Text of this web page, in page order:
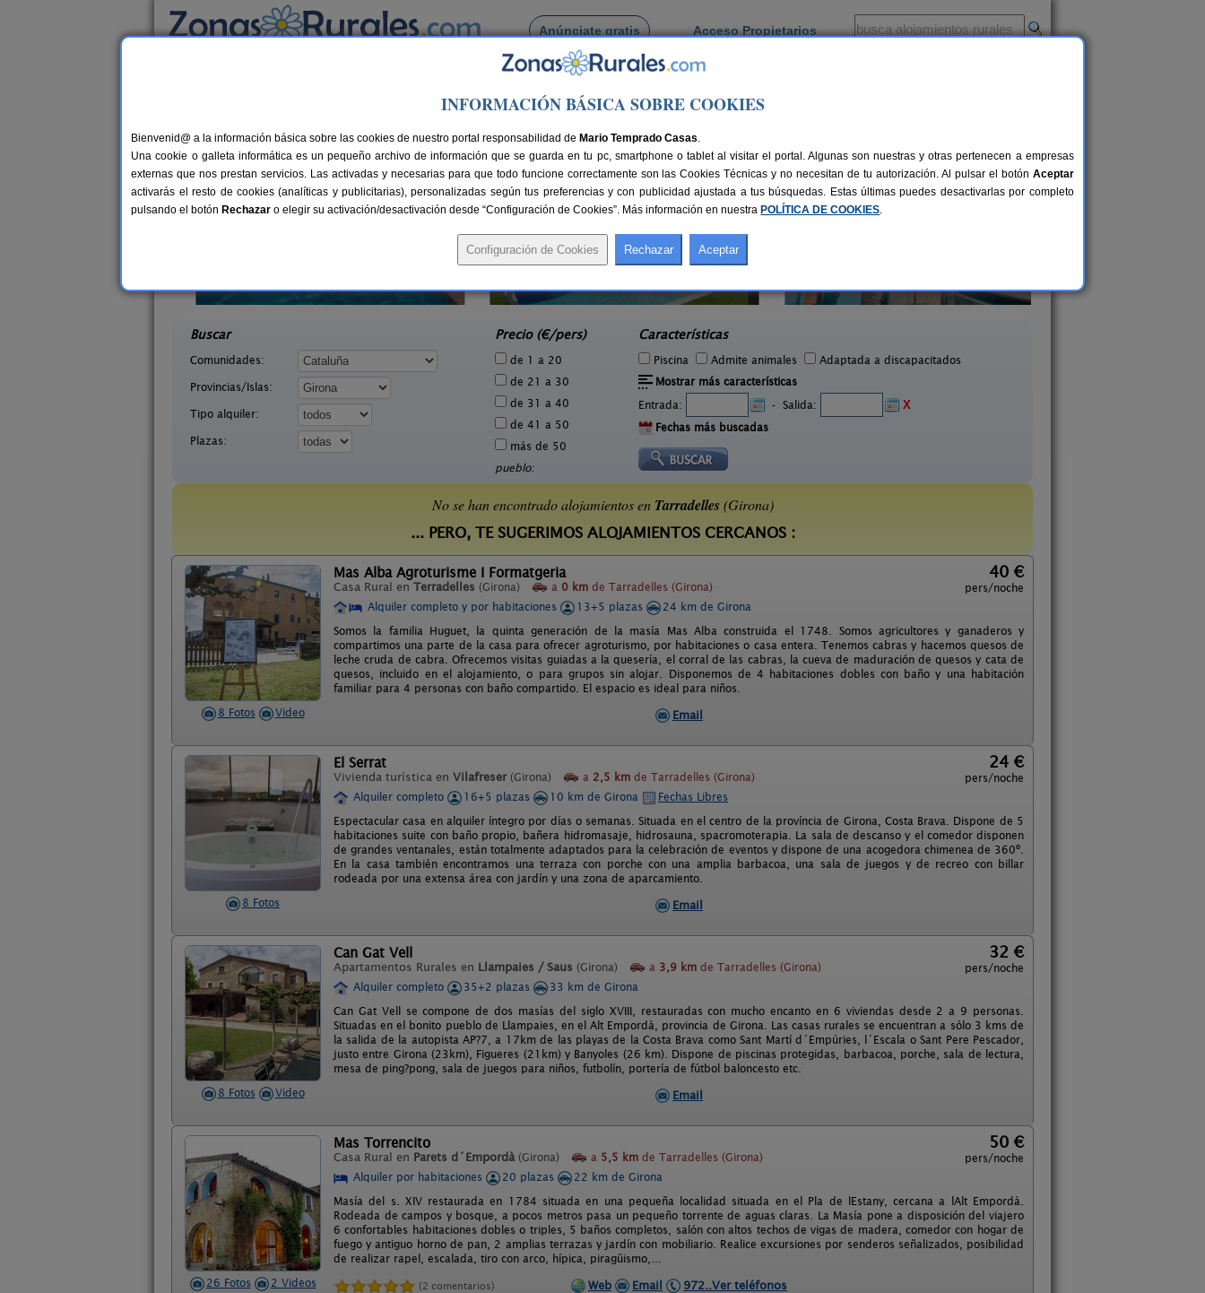
Anúnciate gratis Acceso Propietarios
Busca por pueblo
Casas Rurales cerca de Tarradelles
El Solei
Buscar
Comunidades:
Provincias/Islas:
Tipo alquiler:
Plazas:
Precio (€/pers)
de 1 a 20
de 21 a 30
de 31 a 40
de 41 a 50
más de 50
pueblo:
Características
Piscina Admite animales
Adaptada a discapacitados
Mostrar más características
Entrada:
- Salida:
X
Fechas más buscadas
No se han encontrado alojamientos en Tarradelles(Girona)
... PERO, TE SUGERIMOS ALOJAMIENTOS CERCANOS :
8 Fotos Video
Mas Alba Agroturisme I Formatgeria
Casa Rural en Terradelles (Girona) a 0 km de Tarradelles (Girona)
40 €
pers/noche
Alquiler completo y por habitaciones
13+5 plazas
24 km de Girona
Somos la familia Huguet, la quinta generación de la masía Mas Alba construida el 1748. Somos agricultores y ganaderos y
compartimos una parte de la casa para ofrecer agroturismo, por habitaciones o casa entera. Tenemos cabras y hacemos quesos de
leche cruda de cabra. Ofrecemos visitas guiadas a la quesería, el corral de las cabras, la cueva de maduración de quesos y cata de
quesos, incluido en el alojamiento, o para grupos sin alojar. Disponemos de 4 habitaciones dobles con baño y una habitación
familiar para 4 personas con baño compartido. El espacio es ideal para niños.
Email
8 Fotos
El Serrat
Vivienda turística en Vilafreser (Girona) a 2,5 km de Tarradelles (Girona)
24 €
pers/noche
Alquiler completo
16+5 plazas 10 km de Girona
Fechas Libres
Espectacular casa en alquiler íntegro por días o semanas. Situada en el centro de la província de Girona, Costa Brava. Dispone de 5
habitaciones suite con baño propio, bañera hidromasaje, hidrosauna, spacromoterapia. La sala de descanso y el comedor disponen
de grandes ventanales, están totalmente adaptados para la celebración de eventos y dispone de una acogedora chimenea de 360º.
En la casa también encontramos una terraza con porche con una amplia barbacoa, una sala de juegos y de recreo con billar
rodeada por una extensa área con jardín y una zona de aparcamiento.
Email
8 Fotos Video
Can Gat Vell
Apartamentos Rurales en Llampaies / Saus (Girona) a 3,9 km de Tarradelles (Girona)
32 €
pers/noche
Alquiler completo
35+2 plazas
33 km de Girona
Can Gat Vell se compone de dos masías del siglo XVIII, restauradas con mucho encanto en 6 viviendas desde 2 a 9 personas.
Situadas en el bonito pueblo de Llampaies, en el Alt Empordà, provincia de Girona. Las casas rurales se encuentran a sólo 3 kms de
la salida de la autopista AP?7, a 17km de las playas de la Costa Brava como Sant Martí d´Empúries, l´Escala o Sant Pere Pescador,
justo entre Girona (23km), Figueres (21km) y Banyoles (26 km). Dispone de piscinas protegidas, barbacoa, porche, sala de lectura,
mesa de ping?pong, sala de juegos para niños, futbolín, portería de fútbol baloncesto etc.
Email
26 Fotos 2 Videos
Mas Torrencito
Casa Rural en Parets d´Empordà (Girona) a 5,5 km de Tarradelles (Girona)
50 €
pers/noche
Alquiler por habitaciones
20 plazas
22 km de Girona
Masía del s. XIV restaurada en 1784 situada en una pequeña localidad situada en el Pla de lEstany, cercana a lAlt Empordà.
Rodeada de campos y bosque, a pocos metros pasa un pequeño torrente de aguas claras. La Masía pone a disposición del viajero
6 confortables habitaciones dobles o triples, 5 baños completos, salón con altos techos de vigas de madera, comedor con hogar de
fuego y antiguo horno de pan, 2 amplias terrazas y jardín con mobiliario. Realice excursiones por senderos señalizados, posibilidad
de realizar rapel, escalada, tiro con arco, hípica, piragüismo,...
(2 comentarios) Web Email 972..Ver teléfonos
INFORMACIÓN BÁSICA SOBRE COOKIES
Bienvenid@ a la información básica sobre las cookies de nuestro portal responsabilidad de Mario Temprado Casas.
Una cookie o galleta informática es un pequeño archivo de información que se guarda en tu pc, smartphone o tablet al visitar el portal. Algunas son nuestras y otras pertenecen a empresas
externas que nos prestan servicios. Las activadas y necesarias para que todo funcione correctamente son las Cookies Técnicas y no necesitan de tu autorización. Al pulsar el botón Aceptar
activarás el resto de cookies (analíticas y publicitarias), personalizadas según tus preferencias y con publicidad ajustada a tus búsquedas. Estas últimas puedes desactivarlas por completo
pulsando el botón Rechazar o elegir su activación/desactivación desde “Configuración de Cookies”. Más información en nuestra POLÍTICA DE COOKIES.